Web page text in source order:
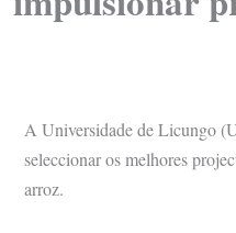
A Universidade de Licungo
seleccionar os melhores
arroz.